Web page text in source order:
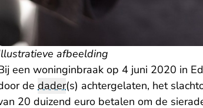
afbeelding
een woninginbraak op 4 juni 2020 in
de dader(s) achtergelaten, het
20 duizend euro betalen om de